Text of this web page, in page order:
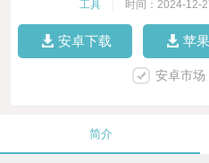
工具 时间：2024-12-
安卓下载 苹
安卓市场
简介